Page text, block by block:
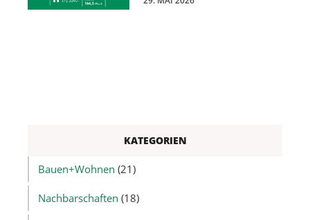
KATEGORIEN
Bauen+Wohnen (21)
Nachbarschaften (18)